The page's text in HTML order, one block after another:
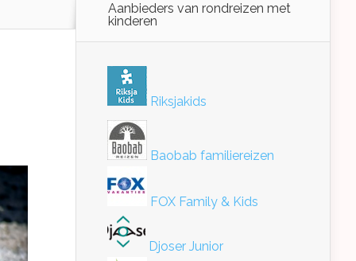
Aanbieders van rondreizen met
kinderen
Riksjakids
Baobab familiereizen
FOX Family & Kids
Djoser Junior